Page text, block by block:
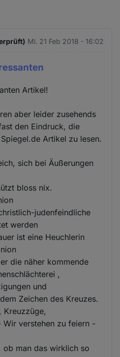
Mi. 21 Feb 2018 - 16:02
Artikel!
aber leider zusehends
den Eindruck, die
Artikel zu lesen.
sich bei Äußerungen
bloss nix.
judenfeindliche
werden
ist eine Heuchlerin
die näher kommende
,
und
Zeichen des Kreuzes.
Kreuzzüge,
Wir verstehen zu feiern -
ob man das wirklich so